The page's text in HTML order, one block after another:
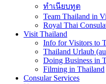
ทำเนียบทูต
Team Thailand in
Royal Thai
Visit Thailand
Info for Visitors to
Thailand Urlaub
Doing Business in
Filming in Thailand
Consular Services